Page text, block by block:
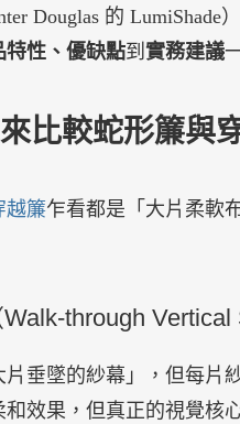
Douglas 的
特性、優缺點到 實務建議
比較蛇形簾與
越簾乍看都是「大片柔軟
through Vertical
片垂墜的紗幕」，但每片
和效果，但真正的視覺核